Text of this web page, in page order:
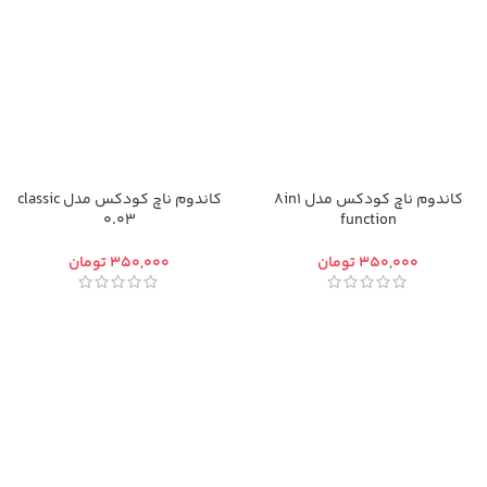
کاندوم ناچ کودکس مدل 8in1
function
تومان
کاندوم ناچ کودکس مدل classic
0.03
تومان